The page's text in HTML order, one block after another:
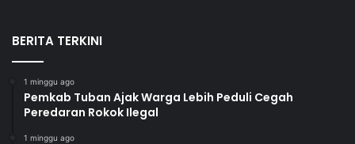
BERITA TERKINI
1 minggu ago
Pemkab Tuban Ajak Warga Lebih Peduli Cegah
Peredaran Rokok Ilegal
1 minggu ago